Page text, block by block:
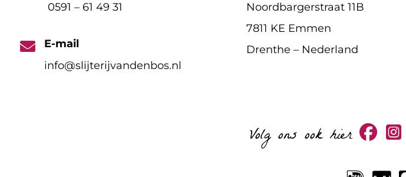
0591 – 61 49 31

E-mail
info@slijterijvandenbos.nl
Noordbargerstraat 11B
7811 KE Emmen
Drenthe – Nederland
Volg ons ook hier